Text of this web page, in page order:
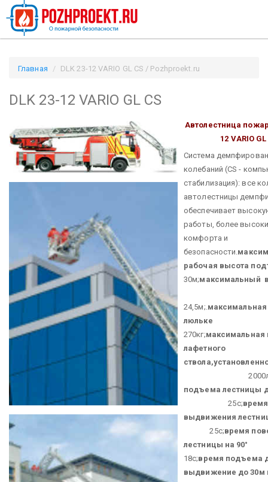
Главная DLK 23-12 VARIO GL CS / Pozhproekt.ru
DLK 23-12 VARIO GL CS
Автолестница
12 VARIO GL
Система
колебаний (CS -
стабилизация): все
автолестницы
обеспечивает
работы, более
комфорта и
безопасности.
рабочая высота
30м;максимальный
24,5м;. максимальная
люльке
270кг;максимальная
лафетного
ствола,
2000л/
подъема лестницы
25с;время
выдвижения
25с;время
лестницы на 90°
18с;время подъема
выдвижение до 30м